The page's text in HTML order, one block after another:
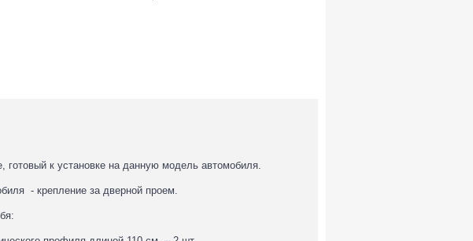
к установке на данную модель автомобиля.
- крепление за дверной проем.